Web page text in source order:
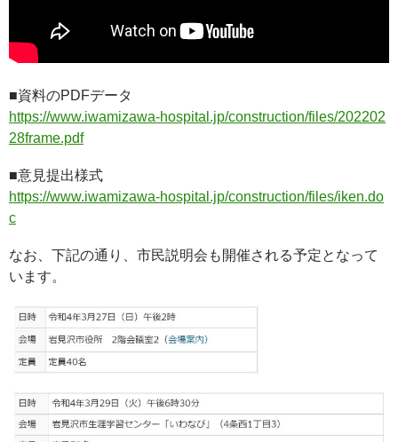
■資料のPDFデータ
https://www.iwamizawa-hospital.jp/construction/files/202202
28frame.pdf
■意見提出様式
https://www.iwamizawa-hospital.jp/construction/files/iken.do
c
なお、下記の通り、市民説明会も開催される予定となって
います。